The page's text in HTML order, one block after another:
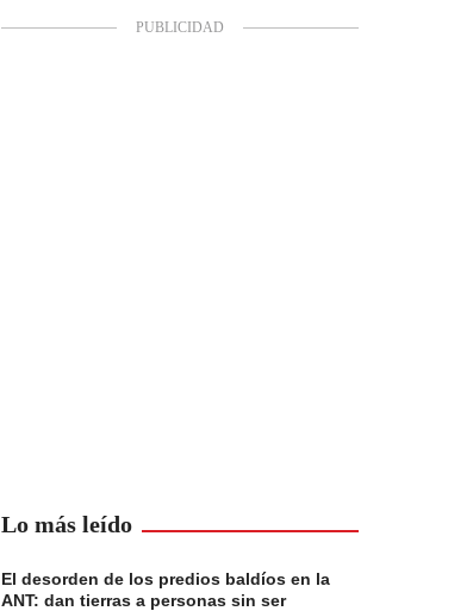
Lo más leído
El desorden de los predios baldíos en la
ANT: dan tierras a personas sin ser